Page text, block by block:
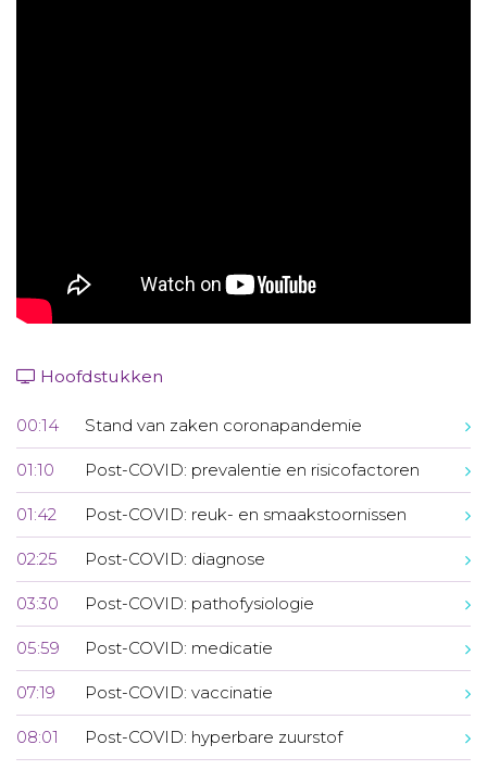
Hoofdstukken
00:14 Stand van zaken coronapandemie
01:10 Post-COVID: prevalentie en risicofactoren
01:42 Post-COVID: reuk- en smaakstoornissen
02:25 Post-COVID: diagnose
03:30 Post-COVID: pathofysiologie
05:59 Post-COVID: medicatie
07:19 Post-COVID: vaccinatie
08:01 Post-COVID: hyperbare zuurstof